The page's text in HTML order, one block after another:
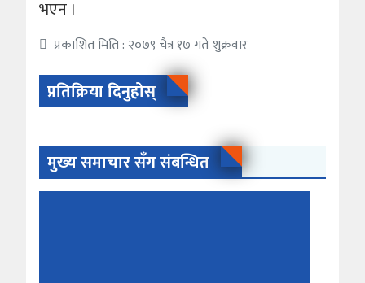
भएन ।
प्रकाशित मिति : २०७९ चैत्र १७ गते शुक्रवार
प्रतिक्रिया दिनुहोस्
मुख्य समाचार सँग संबन्धित